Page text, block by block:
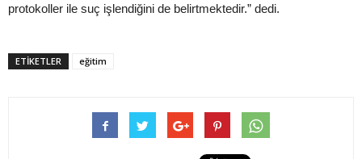
protokoller ile suç işlendiğini de belirtmektedir.” dedi.
ETIKETLER eğitim